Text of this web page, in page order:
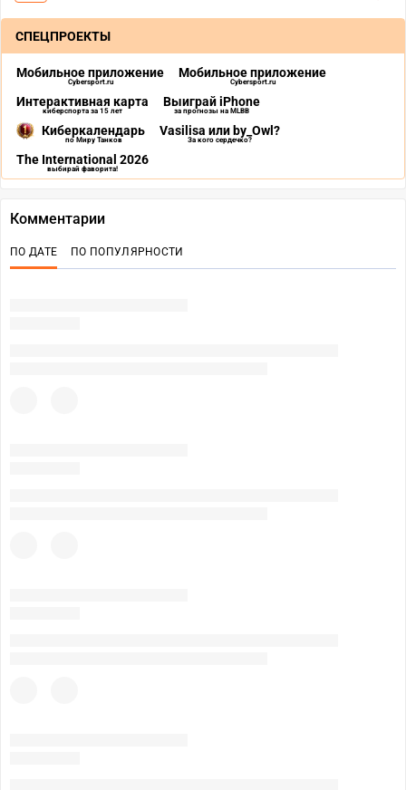
СПЕЦПРОЕКТЫ
Мобильное приложение
Cybersport.ru
Мобильное приложение
Cybersport.ru
Интерактивная карта
киберспорта за 15 лет
Выиграй iPhone
за прогнозы на MLBB
Киберкалендарь
по Миру Танков
Vasilisa или by_Owl?
За кого сердечко?
The International 2026
выбирай фаворита!
Комментарии
ПО ДАТЕ ПО ПОПУЛЯРНОСТИ